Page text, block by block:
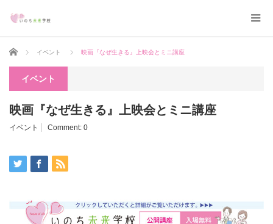
Home イベント 映画『なぜ生きる』上映会とミニ講座
イベント
映画『なぜ生きる』上映会とミニ講座
イベント Comment: 0